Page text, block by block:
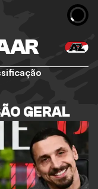
GERAL